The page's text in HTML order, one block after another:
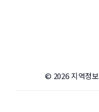
© 2026 지역정보